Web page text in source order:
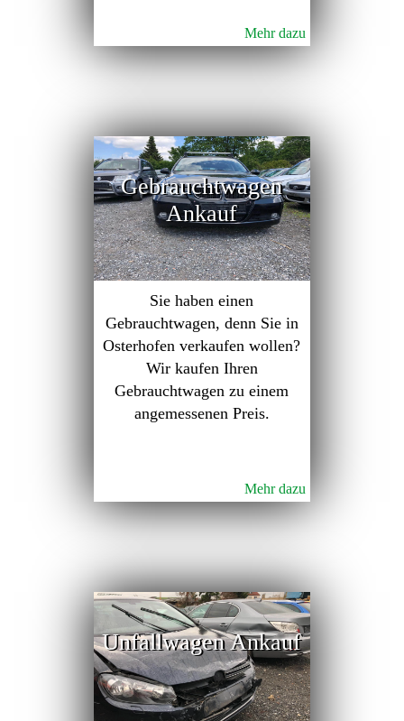
Mehr dazu
Gebrauchtwagen
Ankauf
Sie haben einen
Gebrauchtwagen, denn Sie in
Osterhofen verkaufen wollen?
Wir kaufen Ihren
Gebrauchtwagen zu einem
angemessenen Preis.
Mehr dazu
Unfallwagen Ankauf